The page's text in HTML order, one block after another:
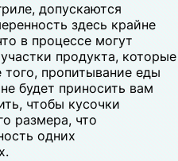
допускаются
здесь крайне
в процессе могут
продукта, которые
пропитывание еды
будет приносить вам
чтобы кусочки
размера, что
одних